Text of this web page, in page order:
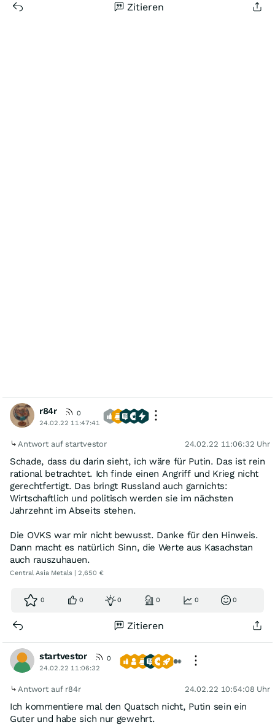
Zitieren
r84r
0
24.02.22 11:47:41
Antwort auf startvestor 24.02.22 11:06:32 Uhr
Schade, dass du darin sieht, ich wäre für Putin. Das ist rein
rational betrachtet. Ich finde einen Angriff und Krieg nicht
gerechtfertigt. Das bringt Russland auch garnichts:
Wirtschaftlich und politisch werden sie im nächsten
Jahrzehnt im Abseits stehen.
Die OVKS war mir nicht bewusst. Danke für den Hinweis.
Dann macht es natürlich Sinn, die Werte aus Kasachstan
auch rauszuhauen.
Central Asia Metals | 2,650 €
0 0 0 0 0 0
Zitieren
startvestor
0
24.02.22 11:06:32
Antwort auf r84r 24.02.22 10:54:08 Uhr
Ich kommentiere mal den Quatsch nicht, Putin sein ein
Guter und habe sich nur gewehrt.